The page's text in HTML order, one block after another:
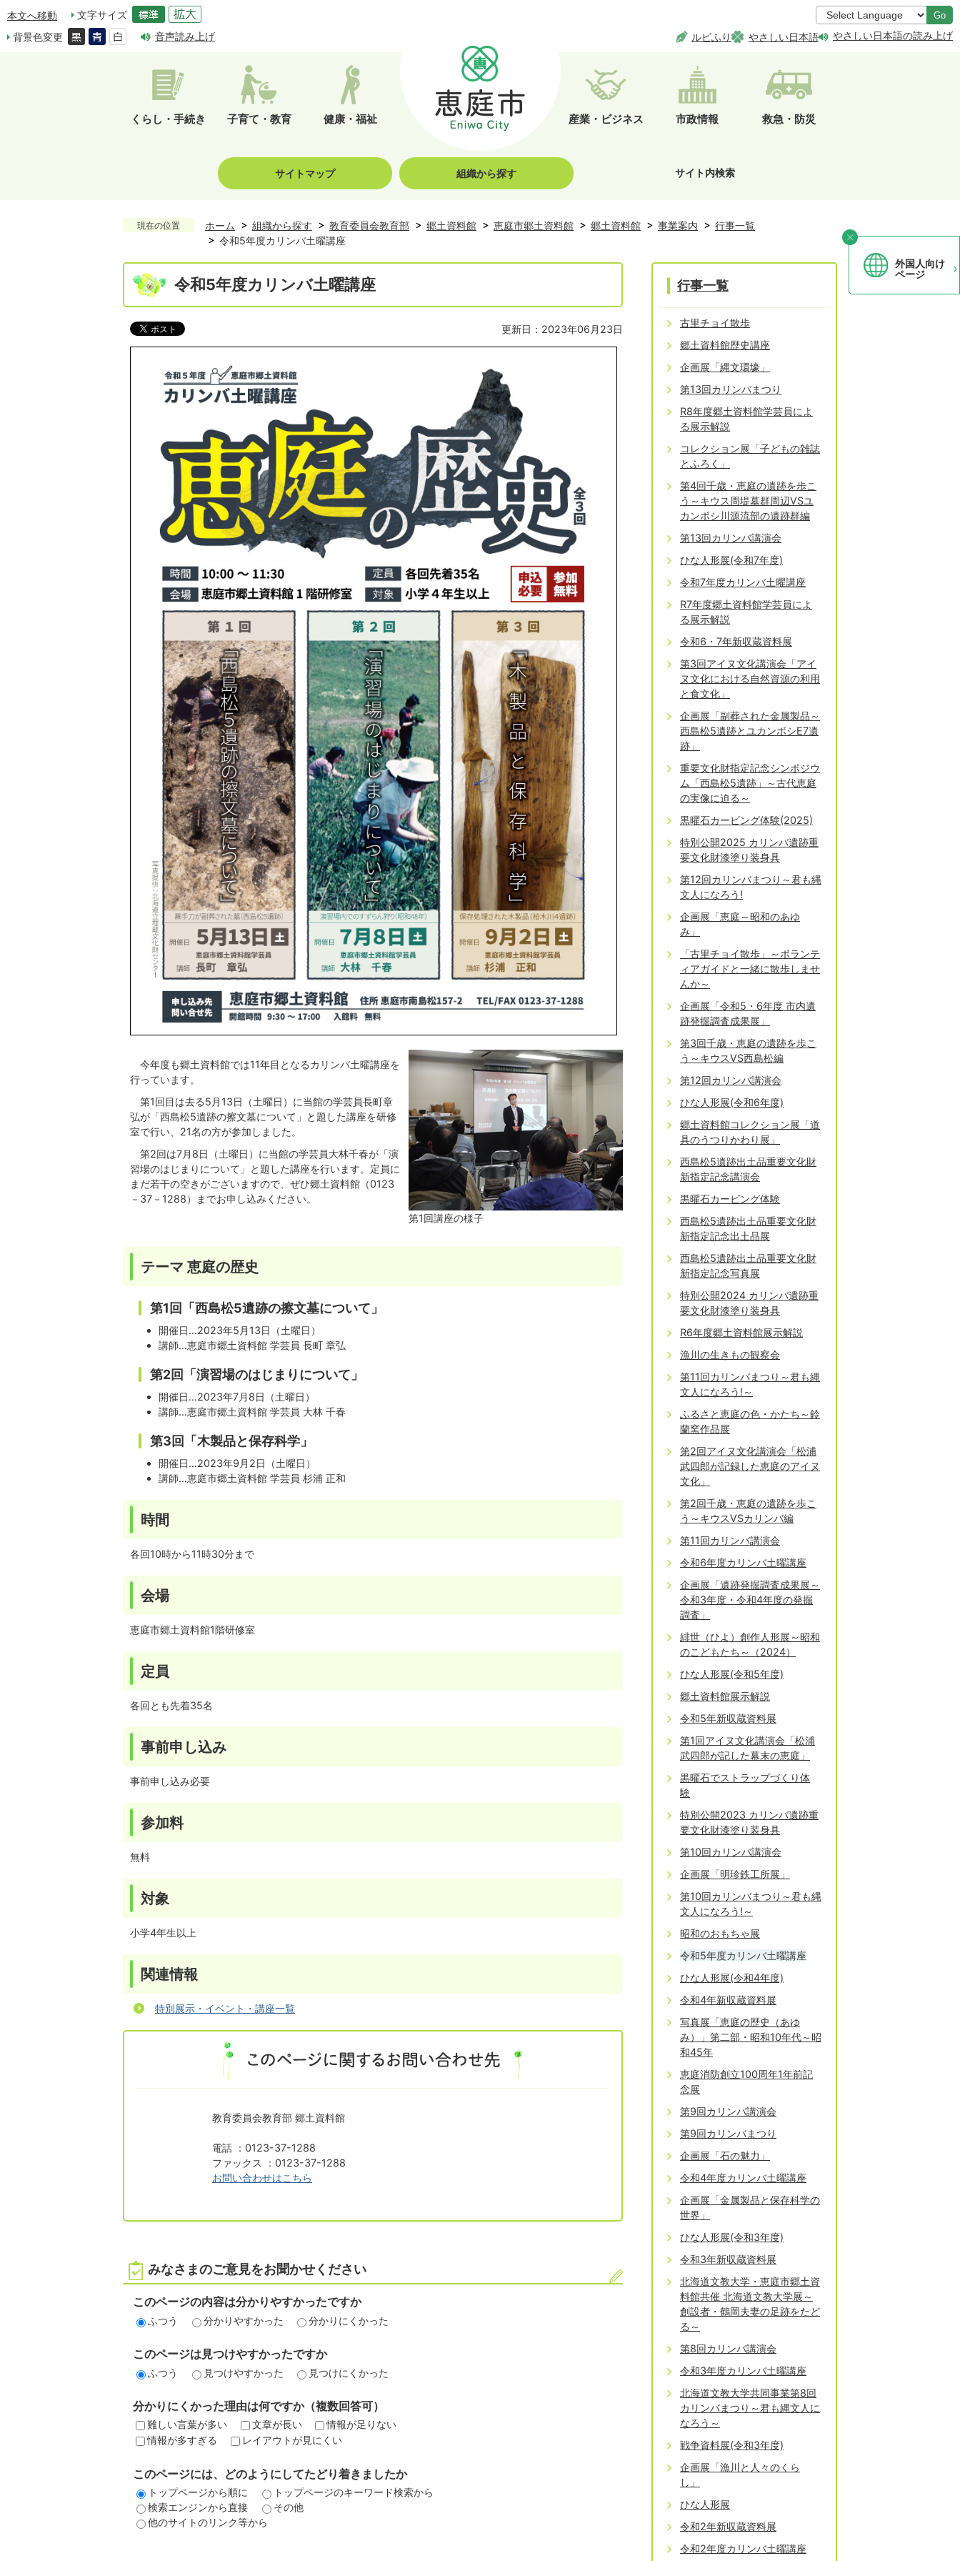
本文へ移動
文字サイズ
背景色変更
音声読み上げ
Go
ルビふり やさしい日本語 やさしい日本語の読み上げ
くらし・手続き 子育て・教育 健康・福祉 産業・ビジネス 市政情報 救急・防災
サイトマップ 組織から探す サイト内検索
外国人向け
ページ
現在の位置 ホーム 組織から探す 教育委員会教育部 郷土資料館 恵庭市郷土資料館 郷土資料館 事業案内
行事一覧
令和5年度カリンバ土曜講座
令和5年度カリンバ土曜講座
更新日：2023年06月23日
第1回講座の様子
今年度も郷土資料館では11年目となるカリンバ土曜講座を
行っています。
第1回目は去る5月13日（土曜日）に当館の学芸員長町章
弘が「西島松5遺跡の擦文墓について」と題した講座を研修
室で行い、21名の方が参加しました。
第2回は7月8日（土曜日）に当館の学芸員大林千春が「演
習場のはじまりについて」と題した講座を行います。定員に
まだ若干の空きがございますので、ぜひ郷土資料館（0123
－37－1288）までお申し込みください。
テーマ 恵庭の歴史
第1回「西島松5遺跡の擦文墓について」
開催日…2023年5月13日（土曜日）
講師…恵庭市郷土資料館 学芸員 長町 章弘
第2回「演習場のはじまりについて」
開催日…2023年7月8日（土曜日）
講師…恵庭市郷土資料館 学芸員 大林 千春
第3回「木製品と保存科学」
開催日…2023年9月2日（土曜日）
講師…恵庭市郷土資料館 学芸員 杉浦 正和
時間
各回10時から11時30分まで
会場
恵庭市郷土資料館1階研修室
定員
各回とも先着35名
事前申し込み
事前申し込み必要
参加料
無料
対象
小学4年生以上
関連情報
特別展示・イベント・講座一覧
教育委員会教育部 郷土資料館
電話 ：0123-37-1288
ファックス ：0123-37-1288
お問い合わせはこちら
みなさまのご意見をお聞かせください
このページの内容は分かりやすかったですか
ふつう 分かりやすかった 分かりにくかった
このページは見つけやすかったですか
ふつう 見つけやすかった 見つけにくかった
分かりにくかった理由は何ですか（複数回答可）
難しい言葉が多い 文章が長い
情報が足りない
情報が多すぎる
レイアウトが見にくい
このページには、どのようにしてたどり着きましたか
トップページから順に
トップページのキーワード検索から
検索エンジンから直接
その他
他のサイトのリンク等から
行事一覧
古里チョイ散歩
郷土資料館歴史講座
企画展「縄文環壕」
第13回カリンバまつり
R8年度郷土資料館学芸員によ
る展示解説
コレクション展「子どもの雑誌
とふろく」
第4回千歳・恵庭の遺跡を歩こ
う～キウス周堤墓群周辺VSユ
カンボシ川源流部の遺跡群編
第13回カリンバ講演会
ひな人形展(令和7年度)
令和7年度カリンバ土曜講座
R7年度郷土資料館学芸員によ
る展示解説
令和6・7年新収蔵資料展
第3回アイヌ文化講演会「アイ
ヌ文化における自然資源の利用
と食文化」
企画展「副葬された金属製品～
西島松5遺跡とユカンボシE7遺
跡」
重要文化財指定記念シンポジウ
ム「西島松5遺跡」～古代恵庭
の実像に迫る～
黒曜石カービング体験(2025)
特別公開2025 カリンバ遺跡重
要文化財漆塗り装身具
第12回カリンバまつり～君も縄
文人になろう!
企画展「恵庭～昭和のあゆ
み」
「古里チョイ散歩」～ボランテ
ィアガイドと一緒に散歩しませ
んか～
企画展「令和5・6年度 市内遺
跡発掘調査成果展」
第3回千歳・恵庭の遺跡を歩こ
う～キウスVS西島松編
第12回カリンバ講演会
ひな人形展(令和6年度)
郷土資料館コレクション展「道
具のうつりかわり展」
西島松5遺跡出土品重要文化財
新指定記念講演会
黒曜石カービング体験
西島松5遺跡出土品重要文化財
新指定記念出土品展
西島松5遺跡出土品重要文化財
新指定記念写真展
特別公開2024 カリンバ遺跡重
要文化財漆塗り装身具
R6年度郷土資料館展示解説
漁川の生きもの観察会
第11回カリンバまつり～君も縄
文人になろう!～
ふるさと恵庭の色・かたち～鈴
蘭窯作品展
第2回アイヌ文化講演会「松浦
武四郎が記録した恵庭のアイヌ
文化」
第2回千歳・恵庭の遺跡を歩こ
う～キウスVSカリンバ編
第11回カリンバ講演会
令和6年度カリンバ土曜講座
企画展「遺跡発掘調査成果展～
令和3年度・令和4年度の発掘
調査」
緋世（ひよ）創作人形展～昭和
のこどもたち～（2024）
ひな人形展(令和5年度)
郷土資料館展示解説
令和5年新収蔵資料展
第1回アイヌ文化講演会「松浦
武四郎が記した幕末の恵庭」
黒曜石でストラップづくり体
験
特別公開2023 カリンバ遺跡重
要文化財漆塗り装身具
第10回カリンバ講演会
企画展「明珍鉄工所展」
第10回カリンバまつり～君も縄
文人になろう!～
昭和のおもちゃ展
令和5年度カリンバ土曜講座
ひな人形展(令和4年度)
令和4年新収蔵資料展
写真展「恵庭の歴史（あゆ
み）」第二部・昭和10年代～昭
和45年
恵庭消防創立100周年1年前記
念展
第9回カリンバ講演会
第9回カリンバまつり
企画展「石の魅力」
令和4年度カリンバ土曜講座
企画展「金属製品と保存科学の
世界」
ひな人形展(令和3年度)
令和3年新収蔵資料展
北海道文教大学・恵庭市郷土資
料館共催 北海道文教大学展～
創設者・鶴岡夫妻の足跡をたど
る～
第8回カリンバ講演会
令和3年度カリンバ土曜講座
北海道文教大学共同事業第8回
カリンバまつり～君も縄文人に
なろう～
戦争資料展(令和3年度)
企画展「漁川と人々のくら
し」
ひな人形展
令和2年新収蔵資料展
令和2年度カリンバ土曜講座